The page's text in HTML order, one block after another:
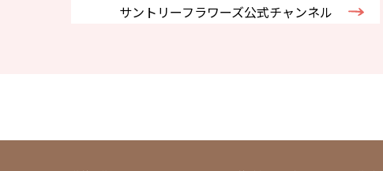
サントリーフラワーズ公式チャンネル